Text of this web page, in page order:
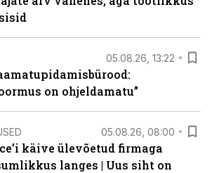
05.08.26, 13:22
on ohjeldamatu”
05.08.26, 08:00
käive ülevõetud firmaga
langes | Uus siht on